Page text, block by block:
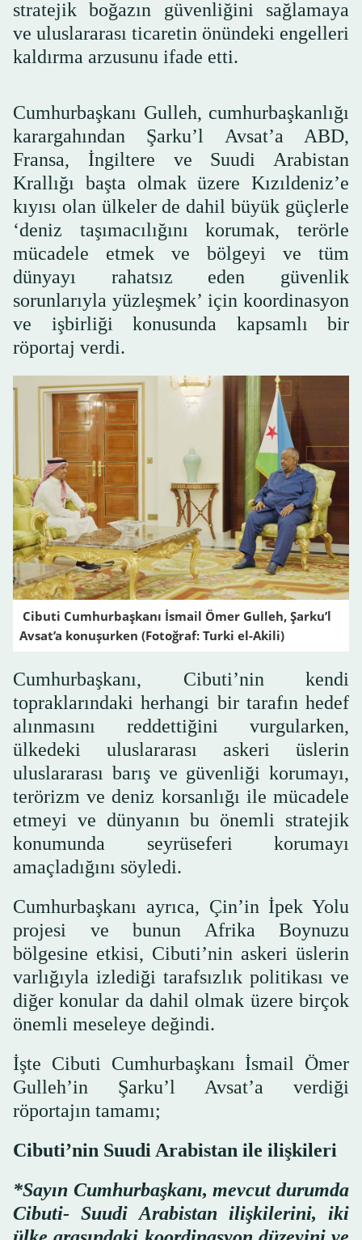
stratejik boğazın güvenliğini sağlamaya
ve uluslararası ticaretin önündeki engelleri
kaldırma arzusunu ifade etti.
Cumhurbaşkanı Gulleh, cumhurbaşkanlığı
karargahından Şarku’l Avsat’a ABD,
Fransa, İngiltere ve Suudi Arabistan
Krallığı başta olmak üzere Kızıldeniz’e
kıyısı olan ülkeler de dahil büyük güçlerle
‘deniz taşımacılığını korumak, terörle
mücadele etmek ve bölgeyi ve tüm
dünyayı rahatsız eden güvenlik
sorunlarıyla yüzleşmek’ için koordinasyon
ve işbirliği konusunda kapsamlı bir
röportaj verdi.
Cibuti Cumhurbaşkanı İsmail Ömer Gulleh, Şarku’l
Avsat’a konuşurken (Fotoğraf: Turki el-Akili)
Cumhurbaşkanı, Cibuti’nin kendi
topraklarındaki herhangi bir tarafın hedef
alınmasını reddettiğini vurgularken,
ülkedeki uluslararası askeri üslerin
uluslararası barış ve güvenliği korumayı,
terörizm ve deniz korsanlığı ile mücadele
etmeyi ve dünyanın bu önemli stratejik
konumunda seyrüseferi korumayı
amaçladığını söyledi.
Cumhurbaşkanı ayrıca, Çin’in İpek Yolu
projesi ve bunun Afrika Boynuzu
bölgesine etkisi, Cibuti’nin askeri üslerin
varlığıyla izlediği tarafsızlık politikası ve
diğer konular da dahil olmak üzere birçok
önemli meseleye değindi.
İşte Cibuti Cumhurbaşkanı İsmail Ömer
Gulleh’in Şarku’l Avsat’a verdiği
röportajın tamamı;
Cibuti’nin Suudi Arabistan ile ilişkileri
*Sayın Cumhurbaşkanı, mevcut durumda
Cibuti- Suudi Arabistan ilişkilerini, iki